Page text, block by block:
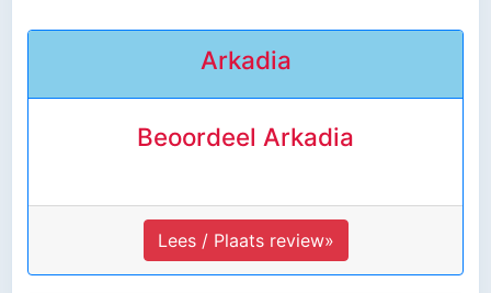
Arkadia
Beoordeel Arkadia
Lees / Plaats review»